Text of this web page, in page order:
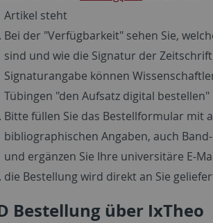
Artikel steht
Bei der "Verfügbarkeit" sehen Sie,
sind und wie die Signatur der
Signaturangabe können
Tübingen "den Aufsatz digital bestellen"
Bitte füllen Sie das Bestellformular mit
bibliographischen Angaben, auch
und ergänzen Sie Ihre universitäre E-
die Bestellung wird direkt an Sie
Bestellung über IxTheo